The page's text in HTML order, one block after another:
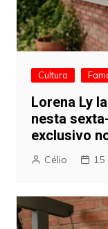
Cultura
Lorena Ly
nesta
exclusivo
Célio 15